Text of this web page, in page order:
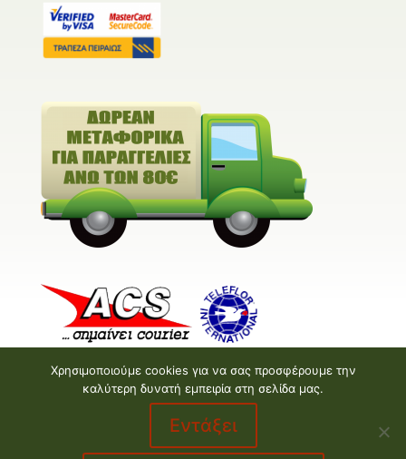
Valentine E-shop © 2026 | Design and Development
Χρησιμοποιούμε cookies για να σας προσφέρουμε την
καλύτερη δυνατή εμπειρία στη σελίδα μας.
Εντάξει